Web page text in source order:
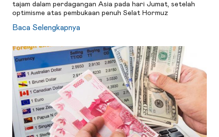
tajam dalam perdagangan Asia pada hari Jumat, setelah
optimisme atas pembukaan penuh Selat Hormuz
Baca Selengkapnya